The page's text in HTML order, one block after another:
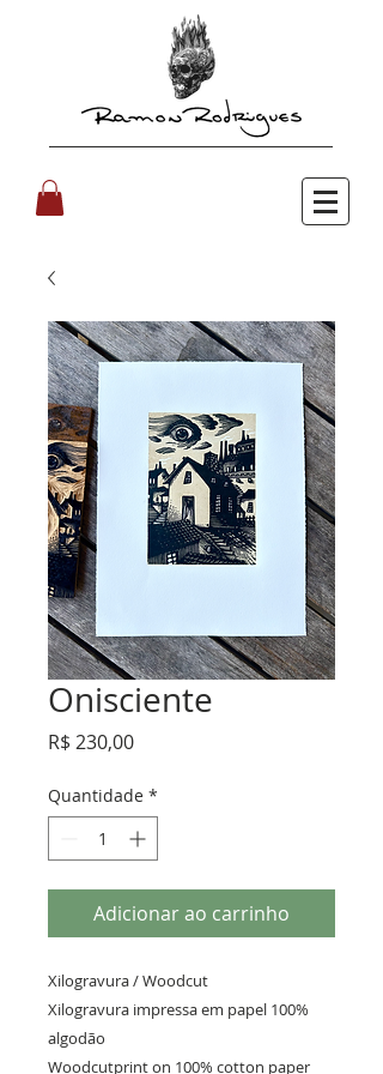
Onisciente
R$ 230,00Preço
Quantidade *
Adicionar ao carrinho
Xilogravura / Woodcut
Xilogravura impressa em papel 100%
algodão
Woodcutprint on 100% cotton paper